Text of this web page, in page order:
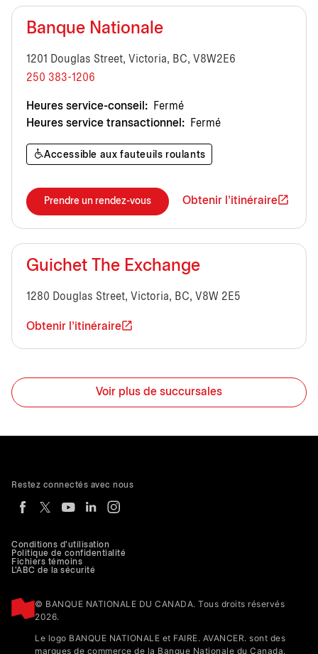
Banque Nationale
1201 Douglas Street, Victoria, BC, V8W2E6
250 383-1206
Heures service-conseil:
Fermé
Heures service transactionnel:
Fermé
Accessible aux fauteuils roulants
Prendre un rendez-vous Obtenir l'itinéraire
Guichet The Exchange
1280 Douglas Street, Victoria, BC, V8W 2E5
Obtenir l'itinéraire
Voir plus de succursales
Conditions d'utilisation
Politique de confidentialité
Fichiers témoins
L'ABC de la sécurité
© BANQUE NATIONALE DU CANADA. Tous droits réservés
2026.
Le logo BANQUE NATIONALE et FAIRE. AVANCER. sont des
marques de commerce de la Banque Nationale du Canada.
Restez connectés avec nous